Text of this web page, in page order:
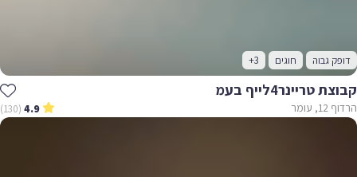
דופק גבוה חוגים +3
קבוצת טריינר4לייף בעמ
הרדוף 12, עומר 4.9
(130)